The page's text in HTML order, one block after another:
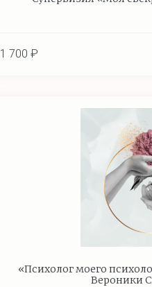
1 700 ₽
«Психолог моего
Вероники